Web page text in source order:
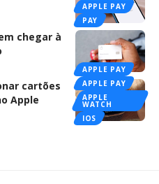
APPLE PAY
PAY
APPLE PAY
chegar à
APPLE PAY
APPLE
WATCH
IOS
cartões
Apple